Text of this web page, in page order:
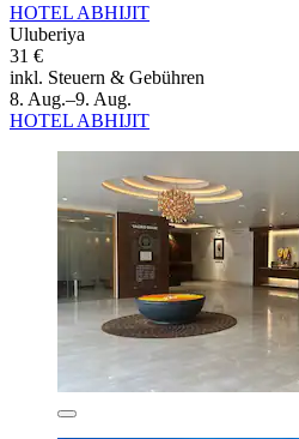
HOTEL ABHIJIT
Uluberiya
31 €
inkl. Steuern & Gebühren
8. Aug.–9. Aug.
HOTEL ABHIJIT